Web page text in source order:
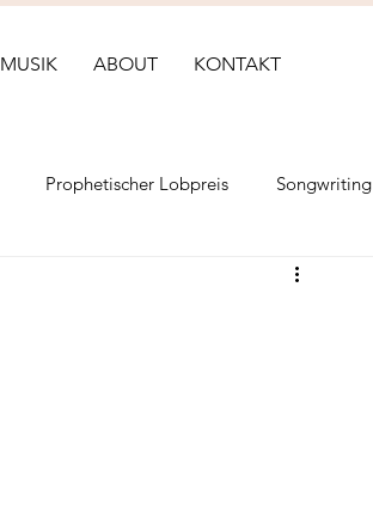
MUSIK ABOUT KONTAKT
Prophetischer Lobpreis Songwriting